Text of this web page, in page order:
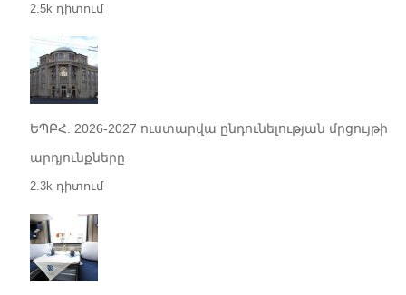
2.5k դիտում
ԵՊԲՀ. 2026-2027 ուստարվա ընդունելության մրցույթի
արդյունքները
2.3k դիտում